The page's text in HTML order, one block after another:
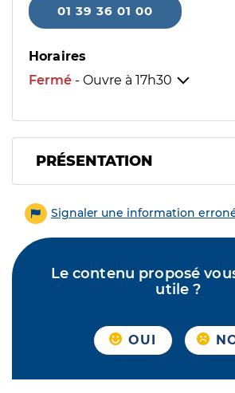
01 39 36 01 00
Horaires
Fermé - Ouvre à 17h30
PRÉSENTATION
Signaler une information
Le contenu proposé
utile ?
OUI